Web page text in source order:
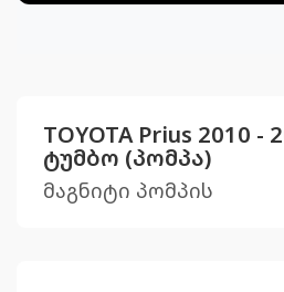
TOYOTA Prius 2010 -
ტუმბო (პომპა)
მაგნიტი პომპის